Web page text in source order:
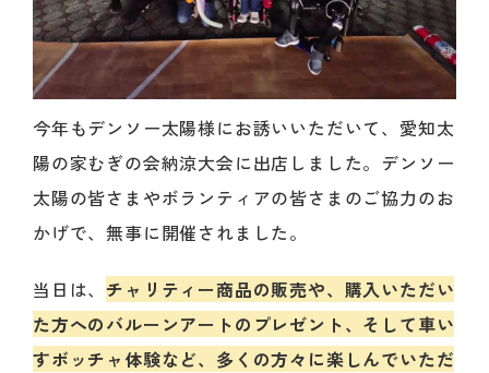
今年もデンソー太陽様にお誘いいただいて、愛知太
陽の家むぎの会納涼大会に出店しました。デンソー
太陽の皆さまやボランティアの皆さまのご協力のお
かげで、無事に開催されました。
当日は、 チャリティー商品の販売や、 購入いただい
た方へのバルーンアートのプレゼント、 そして車い
すボッチャ体験など、 多くの方々に楽しんでいただ